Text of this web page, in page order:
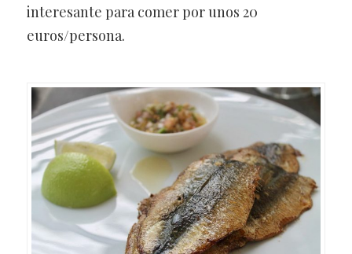
interesante para comer por unos 20
euros/persona.